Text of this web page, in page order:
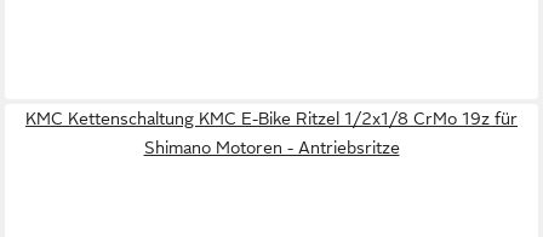
KMC Kettenschaltung KMC E-Bike Ritzel 1/2x1/8 CrMo 19z für
Shimano Motoren - Antriebsritze